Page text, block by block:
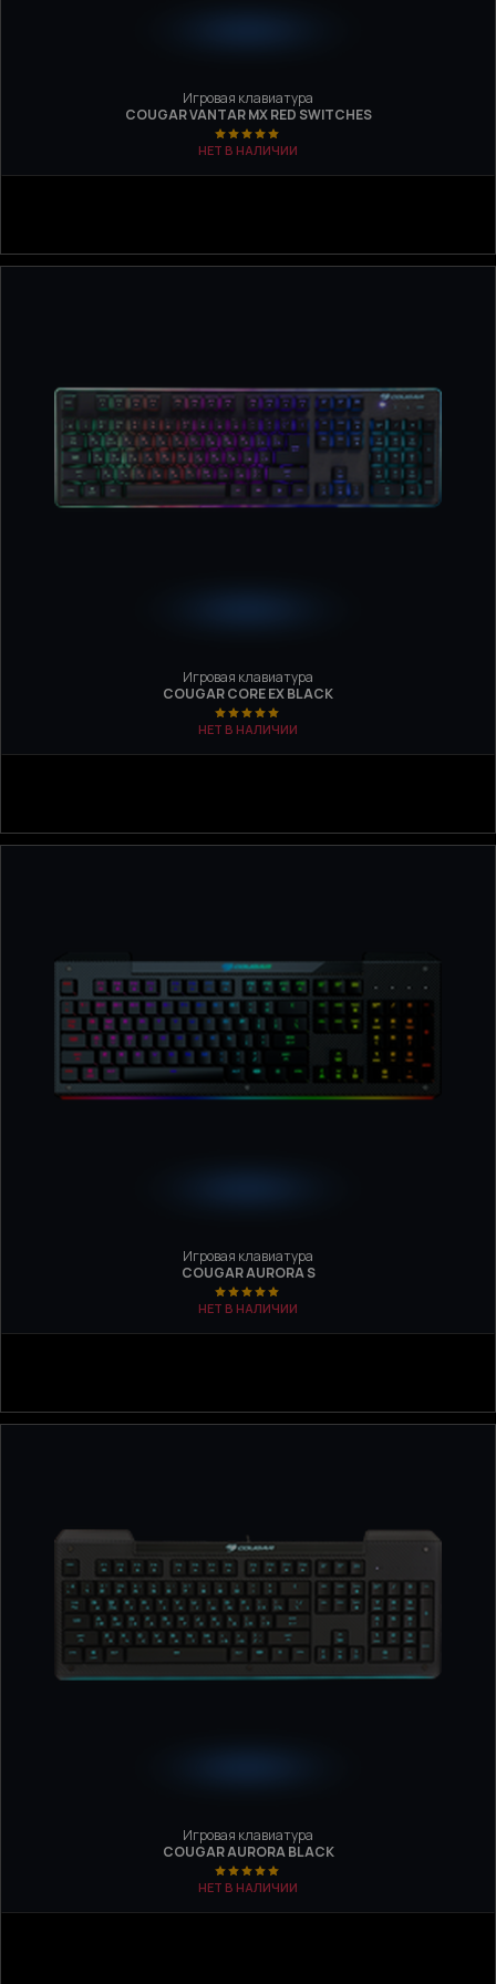
Игровая клавиатура
COUGAR VANTAR MX RED SWITCHES
НЕТ В НАЛИЧИИ
Игровая клавиатура
COUGAR CORE EX BLACK
НЕТ В НАЛИЧИИ
Игровая клавиатура
COUGAR AURORA S
НЕТ В НАЛИЧИИ
Игровая клавиатура
COUGAR AURORA BLACK
НЕТ В НАЛИЧИИ